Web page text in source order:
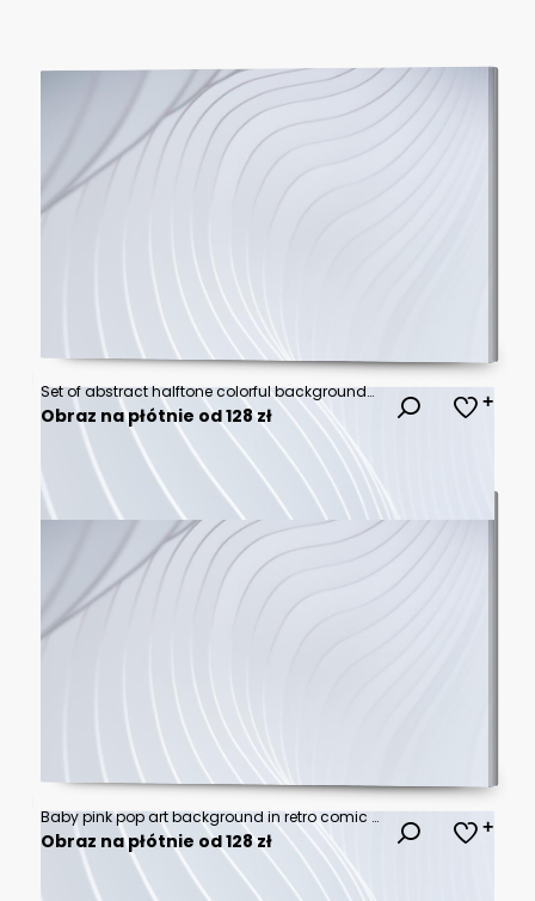
Set of abstract halftone colorful backgrounds..
Obraz na płótnie od 128 zł
Baby pink pop art background in retro comic style with halftone dots design, vector illustration eps10
Obraz na płótnie od 128 zł